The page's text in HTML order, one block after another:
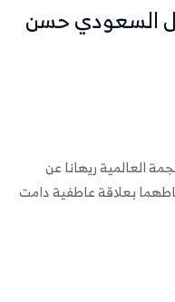
السعودي حسن
العالمية ريهانا عن
بعلاقة عاطفية دامت